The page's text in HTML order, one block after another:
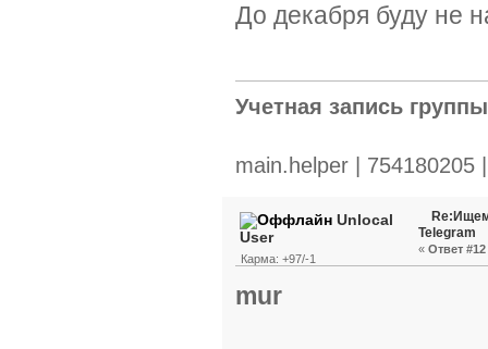
До декабря буду не
Учетная запись
main.helper |
Unlocal
User
Карма: +97/-1
Telegram
« Ответ
mur